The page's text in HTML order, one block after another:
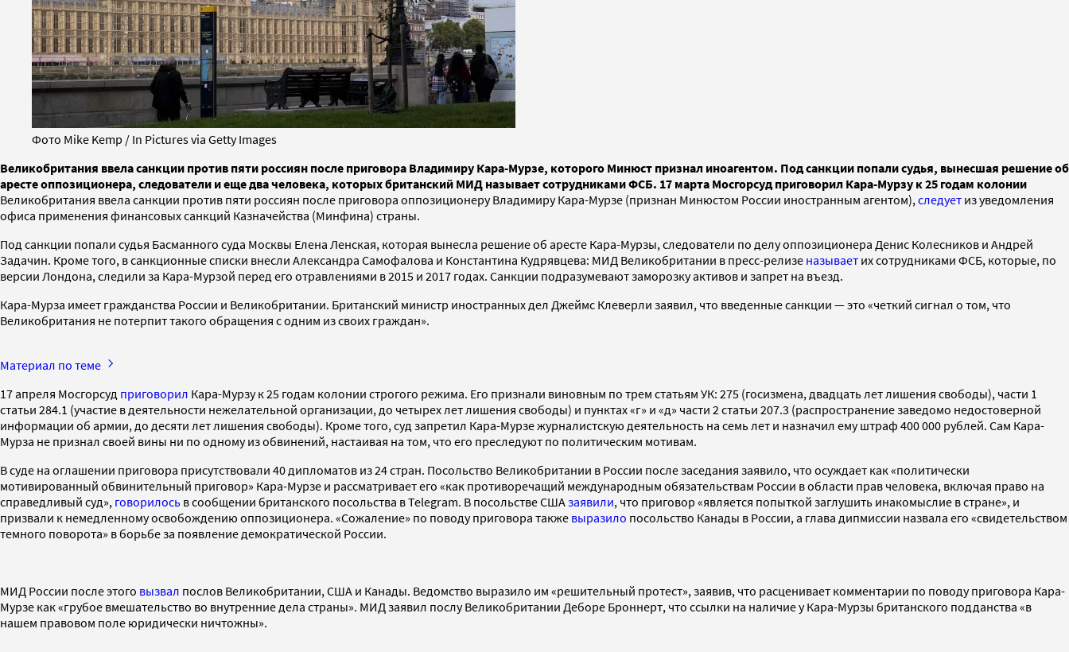
Фото Mike Kemp / In Pictures via Getty Images
Великобритания ввела санкции против пяти россиян после приговора Владимиру Кара-Мурзе, которого Минюст признал иноагентом. Под санкции попали судья, вынесшая решение об
аресте оппозиционера, следователи и еще два человека, которых британский МИД называет сотрудниками ФСБ. 17 марта Мосгорсуд приговорил Кара-Мурзу к 25 годам колонии
Великобритания ввела санкции против пяти россиян после приговора оппозиционеру Владимиру Кара-Мурзе (признан Минюстом России иностранным агентом), следует из уведомления
офиса применения финансовых санкций Казначейства (Минфина) страны.
Под санкции попали судья Басманного суда Москвы Елена Ленская, которая вынесла решение об аресте Кара-Мурзы, следователи по делу оппозиционера Денис Колесников и Андрей
Задачин. Кроме того, в санкционные списки внесли Александра Самофалова и Константина Кудрявцева: МИД Великобритании в пресс-релизе называет их сотрудниками ФСБ, которые, по
версии Лондона, следили за Кара-Мурзой перед его отравлениями в 2015 и 2017 годах. Санкции подразумевают заморозку активов и запрет на въезд.
Кара-Мурза имеет гражданства России и Великобритании. Британский министр иностранных дел Джеймс Клеверли заявил, что введенные санкции — это «четкий сигнал о том, что
Великобритания не потерпит такого обращения с одним из своих граждан».
Материал по теме
17 апреля Мосгорсуд приговорил Кара-Мурзу к 25 годам колонии строгого режима. Его признали виновным по трем статьям УК: 275 (госизмена, двадцать лет лишения свободы), части 1
статьи 284.1 (участие в деятельности нежелательной организации, до четырех лет лишения свободы) и пунктах «г» и «д» части 2 статьи 207.3 (распространение заведомо недостоверной
информации об армии, до десяти лет лишения свободы). Кроме того, суд запретил Кара-Мурзе журналистскую деятельность на семь лет и назначил ему штраф 400 000 рублей. Сам Кара-
Мурза не признал своей вины ни по одному из обвинений, настаивая на том, что его преследуют по политическим мотивам.
В суде на оглашении приговора присутствовали 40 дипломатов из 24 стран. Посольство Великобритании в России после заседания заявило, что осуждает как «политически
мотивированный обвинительный приговор» Кара-Мурзе и рассматривает его «как противоречащий международным обязательствам России в области прав человека, включая право на
справедливый суд», говорилось в сообщении британского посольства в Telegram. В посольстве СШАзаявили, что приговор «является попыткой заглушить инакомыслие в стране», и
призвали к немедленному освобождению оппозиционера. «Сожаление» по поводу приговора также выразило посольство Канады в России, а глава дипмиссии назвала его «свидетельством
темного поворота» в борьбе за появление демократической России.
МИД России после этого вызвал послов Великобритании, США и Канады. Ведомство выразило им «решительный протест», заявив, что расценивает комментарии по поводу приговора Кара-
Мурзе как «грубое вмешательство во внутренние дела страны». МИД заявил послу Великобритании Деборе Броннерт, что ссылки на наличие у Кара-Мурзы британского подданства «в
нашем правовом поле юридически ничтожны».